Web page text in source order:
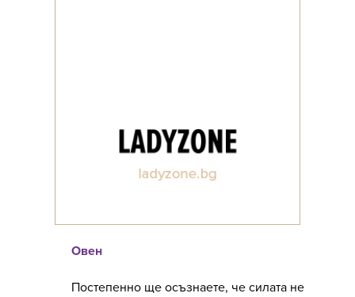
Овен
Постепенно ще осъзнаете, че силата не